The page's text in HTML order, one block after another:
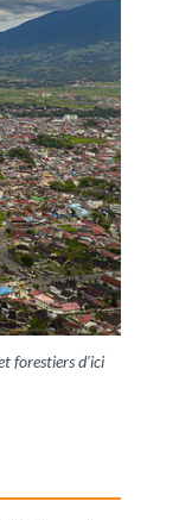
forestiers d’ici